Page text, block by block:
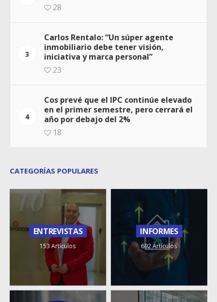
28
3
Carlos Rentalo: “Un súper agente
inmobiliario debe tener visión,
iniciativa y marca personal”
23
4
Cos prevé que el IPC continúe elevado
en el primer semestre, pero cerrará el
año por debajo del 2%
18
CATEGORÍAS POPULARES
ENTREVISTAS
153 Artículos
INFORMES
692 Artículos